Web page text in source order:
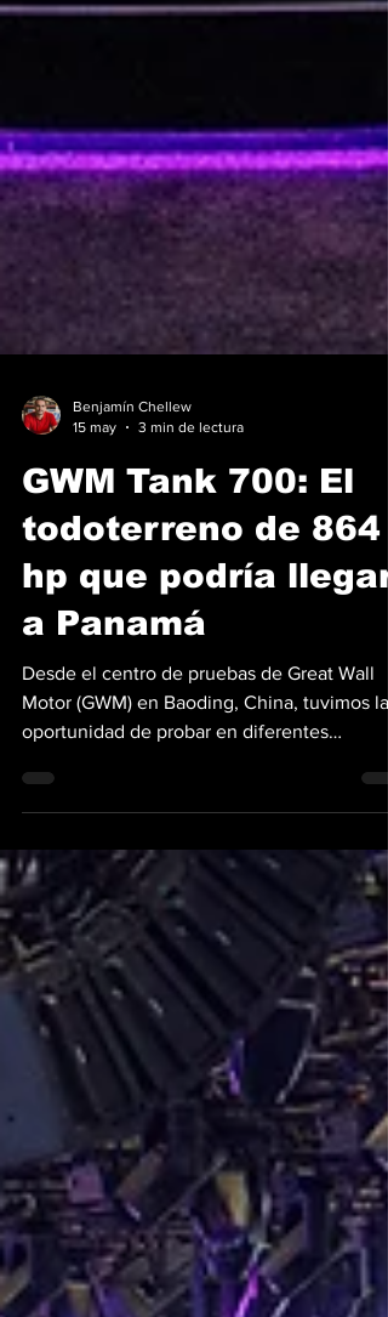
GWM Tank 700: El
todoterreno de 864
hp que podría llegar
a Panamá
Desde el centro de pruebas de Great Wall
Motor (GWM) en Baoding, China, tuvimos la
oportunidad de probar en diferentes
cambiando. El nuevo GWM Tank 700es un
despliegue de fuerza bruta y sofisticación
que, muy pronto, podría estar recorriendo
calles de Panamá y otros mercados de
nuestra región. Con una potencia máxima
que alcanza los 864 hp (635 kW) en su
configuración más extrema